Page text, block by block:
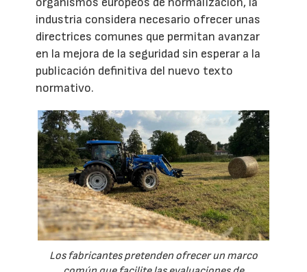
industria considera necesario ofrecer unas
directrices comunes que permitan avanzar
en la mejora de la seguridad sin esperar a la
publicación definitiva del nuevo texto
normativo.
Los fabricantes pretenden ofrecer un marco